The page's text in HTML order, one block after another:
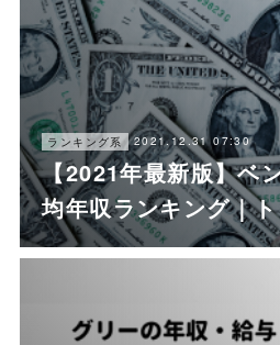
ランキング系 2021.12.31 07:30
【2021年最新版】ベ
均年収ランキング｜